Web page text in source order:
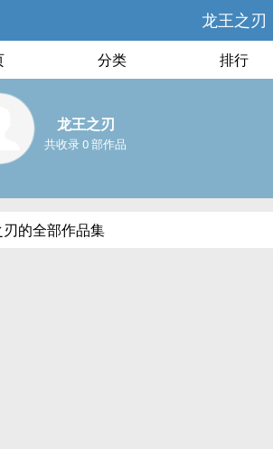
龙王之刃
分类 排行
龙王之刃
共收录 0 部作品
的全部作品集